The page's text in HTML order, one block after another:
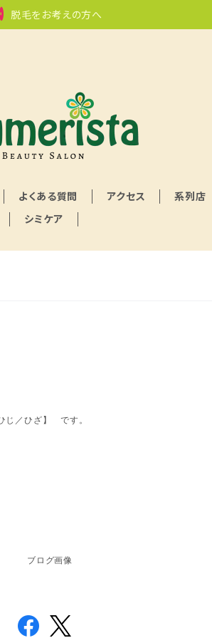
脱毛をお考えの方へ
よくある質問 アクセス 系列店
シミケア
じ／ひざ】 です。